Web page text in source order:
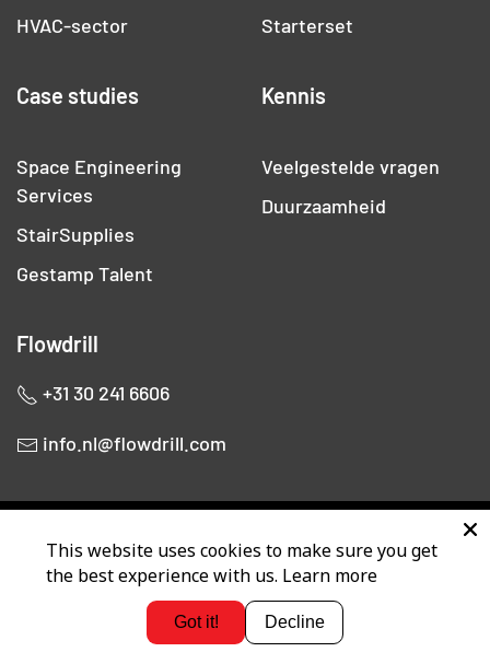
HVAC-sector
Starterset
Case studies
Space Engineering
Services
StairSupplies
Gestamp Talent
Kennis
Veelgestelde vragen
Duurzaamheid
Flowdrill
+31 30 241 6606
info.nl@flowdrill.com
© 2026 Flowdrill. All rights reserved. Built by
1110
Contact Information
This website uses cookies to make sure you get
the best experience with us. Learn more
Got it! Decline